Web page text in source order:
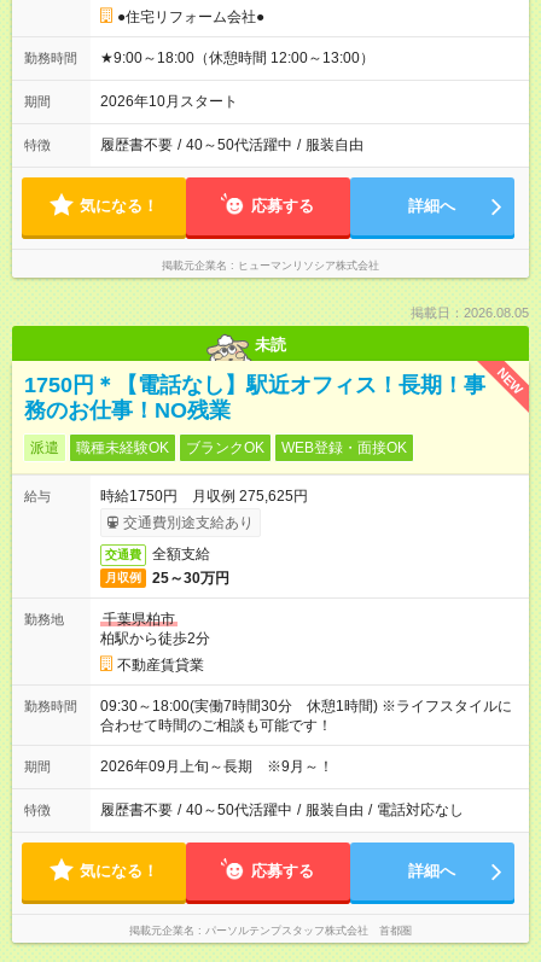
●住宅リフォーム会社●
勤務時間 ★9:00～18:00（休憩時間 12:00～13:00）
期間 2026年10月スタート
特徴 履歴書不要 / 40～50代活躍中 / 服装自由
気になる！ 応募する 詳細へ
掲載元企業名 ヒューマンリソシア株式会社
掲載日：2026.08.05
未読
NEW
1750円＊【電話なし】駅近オフィス！長期！事
務のお仕事！NO残業
派遣 職種未経験OK ブランクOK WEB登録・面接OK
給与
時給1750円 月収例 275,625円
交通費別途支給あり
交通費 全額支給
月収例 25～30万円
勤務地
千葉県柏市
柏駅から徒歩2分
不動産賃貸業
勤務時間
09:30～18:00(実働7時間30分 休憩1時間) ※ライフスタイルに
合わせて時間のご相談も可能です！
期間 2026年09月上旬～長期 ※9月～！
特徴 履歴書不要 / 40～50代活躍中 / 服装自由 / 電話対応なし
気になる！ 応募する 詳細へ
掲載元企業名 パーソルテンプスタッフ株式会社 首都圏